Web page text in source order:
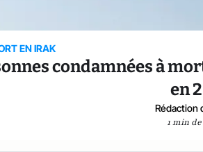
EN IRAK
condamnées à
en
Rédaction
1 min